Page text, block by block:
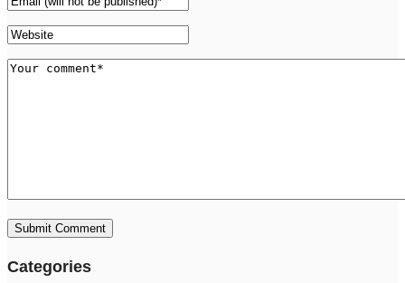
Categories